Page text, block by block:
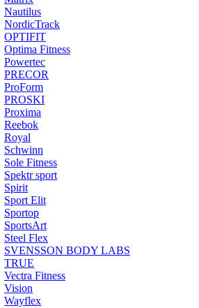
Nautilus
NordicTrack
OPTIFIT
Optima Fitness
Powertec
PRECOR
ProForm
PROSKI
Proxima
Reebok
Royal
Schwinn
Sole Fitness
Spektr sport
Spirit
Sport Elit
Sportop
SportsArt
Steel Flex
SVENSSON BODY LABS
TRUE
Vectra Fitness
Vision
Wayflex